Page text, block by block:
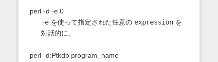
perl -d -e 0
-eを使って指定された任意の expressionを
対話的に。
perl -d:Ptkdb program_name